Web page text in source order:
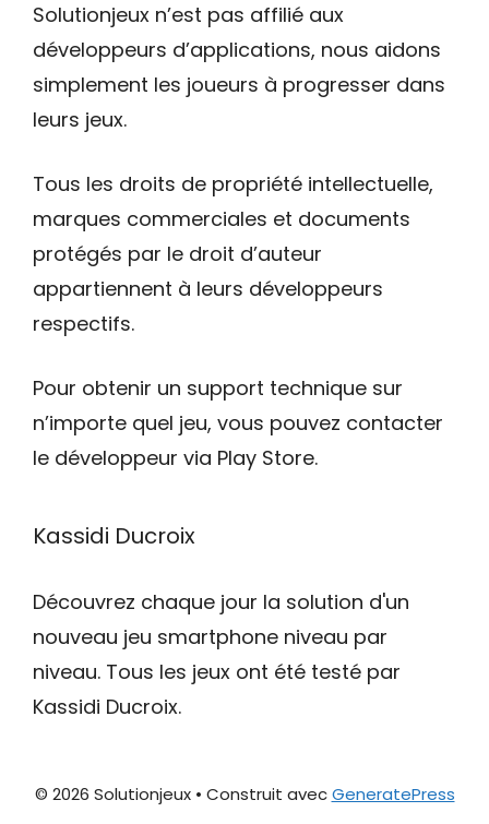
Solutionjeux n’est pas affilié aux
développeurs d’applications, nous aidons
simplement les joueurs à progresser dans
leurs jeux.
Tous les droits de propriété intellectuelle,
marques commerciales et documents
protégés par le droit d’auteur
appartiennent à leurs développeurs
respectifs.
Pour obtenir un support technique sur
n’importe quel jeu, vous pouvez contacter
le développeur via Play Store.
Kassidi Ducroix
Découvrez chaque jour la solution d'un
nouveau jeu smartphone niveau par
niveau. Tous les jeux ont été testé par
Kassidi Ducroix.
© 2026 Solutionjeux• Construit avecGeneratePress